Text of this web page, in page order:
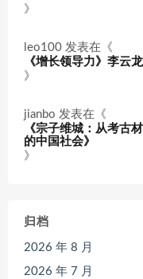
》
leo100 发表在《
《增长领导力》李云龙
》
jianbo 发表在《
《宗子维城：从考古
的中国社会》
》
归档
2026 年 8 月
2026 年 7 月